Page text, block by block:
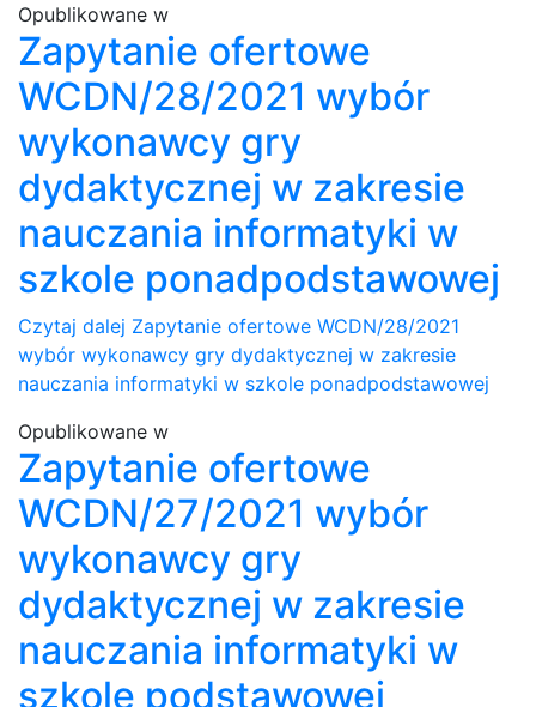
Opublikowane w
Zapytanie ofertowe
WCDN/28/2021 wybór
wykonawcy gry
dydaktycznej w zakresie
nauczania informatyki w
szkole ponadpodstawowej
Czytaj dalej Zapytanie ofertowe WCDN/28/2021
wybór wykonawcy gry dydaktycznej w zakresie
nauczania informatyki w szkole ponadpodstawowej
Opublikowane w
Zapytanie ofertowe
WCDN/27/2021 wybór
wykonawcy gry
dydaktycznej w zakresie
nauczania informatyki w
szkole podstawowej